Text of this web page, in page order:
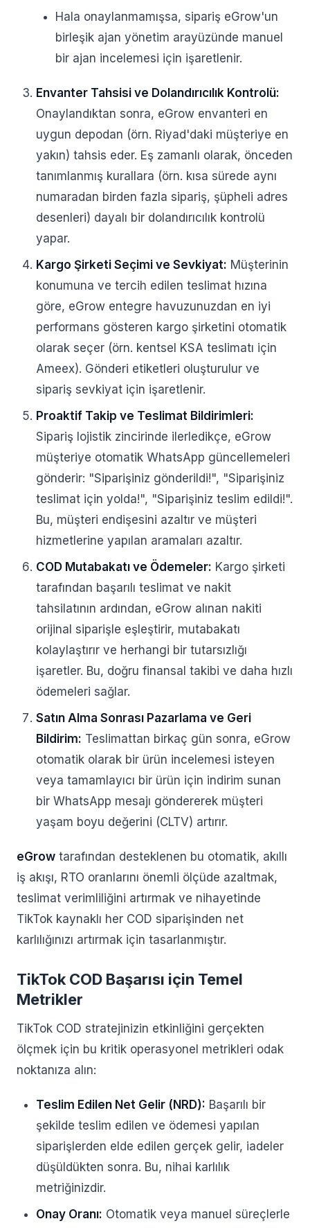
Hala onaylanmamışsa, sipariş eGrow'un
birleşik ajan yönetim arayüzünde manuel
bir ajan incelemesi için işaretlenir.
Envanter Tahsisi ve Dolandırıcılık Kontrolü:
Onaylandıktan sonra, eGrow envanteri en
uygun depodan (örn. Riyad'daki müşteriye en
yakın) tahsis eder. Eş zamanlı olarak, önceden
tanımlanmış kurallara (örn. kısa sürede aynı
numaradan birden fazla sipariş, şüpheli adres
desenleri) dayalı bir dolandırıcılık kontrolü
yapar.
Kargo Şirketi Seçimi ve Sevkiyat: Müşterinin
konumuna ve tercih edilen teslimat hızına
göre, eGrow entegre havuzunuzdan en iyi
performans gösteren kargo şirketini otomatik
olarak seçer (örn. kentsel KSA teslimatı için
Ameex). Gönderi etiketleri oluşturulur ve
sipariş sevkiyat için işaretlenir.
Proaktif Takip ve Teslimat Bildirimleri:
Sipariş lojistik zincirinde ilerledikçe, eGrow
müşteriye otomatik WhatsApp güncellemeleri
gönderir: "Siparişiniz gönderildi!", "Siparişiniz
teslimat için yolda!", "Siparişiniz teslim edildi!".
Bu, müşteri endişesini azaltır ve müşteri
hizmetlerine yapılan aramaları azaltır.
COD Mutabakatı ve Ödemeler: Kargo şirketi
tarafından başarılı teslimat ve nakit
tahsilatının ardından, eGrow alınan nakiti
orijinal siparişle eşleştirir, mutabakatı
kolaylaştırır ve herhangi bir tutarsızlığı
işaretler. Bu, doğru finansal takibi ve daha hızlı
ödemeleri sağlar.
Satın Alma Sonrası Pazarlama ve Geri
Bildirim: Teslimattan birkaç gün sonra, eGrow
otomatik olarak bir ürün incelemesi isteyen
veya tamamlayıcı bir ürün için indirim sunan
bir WhatsApp mesajı göndererek müşteri
yaşam boyu değerini (CLTV) artırır.
eGrow tarafından desteklenen bu otomatik, akıllı
iş akışı, RTO oranlarını önemli ölçüde azaltmak,
teslimat verimliliğini artırmak ve nihayetinde
TikTok kaynaklı her COD siparişinden net
karlılığınızı artırmak için tasarlanmıştır.
TikTok COD Başarısı için Temel
Metrikler
TikTok COD stratejinizin etkinliğini gerçekten
ölçmek için bu kritik operasyonel metrikleri odak
noktanıza alın:
Teslim Edilen Net Gelir (NRD): Başarılı bir
şekilde teslim edilen ve ödemesi yapılan
siparişlerden elde edilen gerçek gelir, iadeler
düşüldükten sonra. Bu, nihai karlılık
metriğinizdir.
Onay Oranı: Otomatik veya manuel süreçlerle